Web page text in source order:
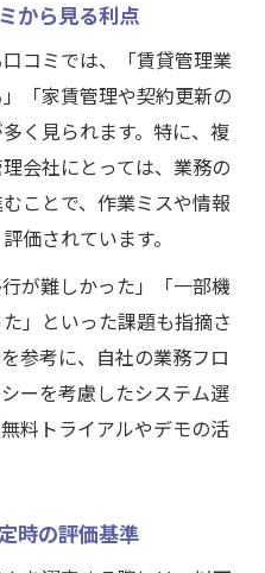
から見る利点
コミでは、「賃貸管理業
「家賃管理や契約更新の
く見られます。特に、複
会社にとっては、業務の
ことで、作業ミスや情報
価されています。
が難しかった」「一部機
」といった課題も指摘さ
参考に、自社の業務フロ
ーを考慮したシステム選
料トライアルやデモの活
時の評価基準